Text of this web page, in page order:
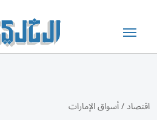
اقتصاد/أسواق الإمارات